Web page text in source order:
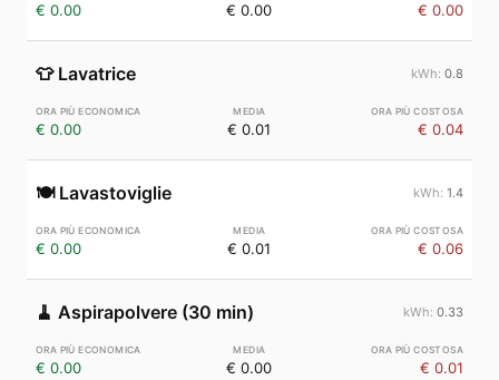
€ 0.00 € 0.00 € 0.00
👕 Lavatrice 0.8
€ 0.00 € 0.01 € 0.04
🍽️ Lavastoviglie 1.4
€ 0.00 € 0.01 € 0.06
🧹 Aspirapolvere (30 min) 0.33
€ 0.00 € 0.00 € 0.01